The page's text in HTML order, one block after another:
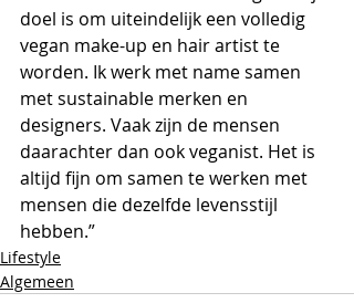
doel is om uiteindelijk een volledig
vegan make-up en hair artist te
worden. Ik werk met name samen
met sustainable merken en
designers. Vaak zijn de mensen
daarachter dan ook veganist. Het is
altijd fijn om samen te werken met
mensen die dezelfde levensstijl
hebben.”
Lifestyle
Algemeen